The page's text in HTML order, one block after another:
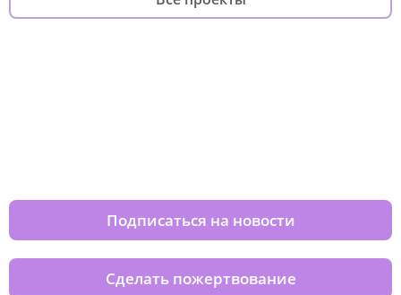
Подписаться на новости
Сделать пожертвование